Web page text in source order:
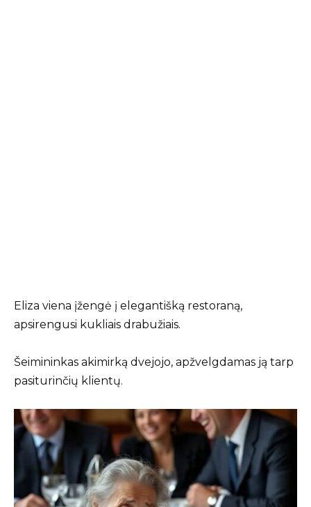
Eliza viena įžengė į elegantišką restoraną,
apsirengusi kukliais drabužiais.
Šeimininkas akimirką dvejojo, apžvelgdamas ją tarp
pasiturinčių klientų.